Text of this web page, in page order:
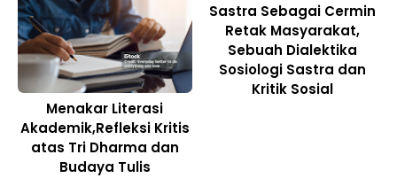
Menakar Literasi
Akademik,Refleksi Kritis
atas Tri Dharma dan
Budaya Tulis
Sastra Sebagai Cermin
Retak Masyarakat,
Sebuah Dialektika
Sosiologi Sastra dan
Kritik Sosial